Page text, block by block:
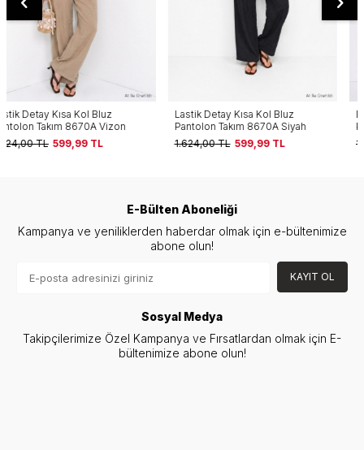
Lastik Detay Kısa Kol Bluz
Pantolon Takım 8670A Siyah
1.624,00TL 599,99
Lastik Detay Kısa Kol Bluz
Pantolon Takım 8670A İndigo
1.624,00TL 599,99
E-Bülten Aboneliği
Kampanya ve yeniliklerden haberdar olmak için e-bültenimize
abone olun!
KAYIT OL
Sosyal Medya
Takipçilerimize Özel Kampanya ve Fırsatlardan olmak için E-
bültenimize abone olun!